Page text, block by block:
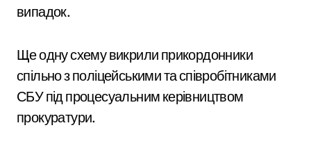
випадок.
Ще одну схему викрили прикордонники
спільно з поліцейськими та співробітниками
СБУ під процесуальним керівництвом
прокуратури.